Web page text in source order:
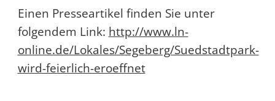
Einen Presseartikel finden Sie unter
folgendem Link: http://www.ln-
online.de/Lokales/Segeberg/Suedstadtpark-
wird-feierlich-eroeffnet